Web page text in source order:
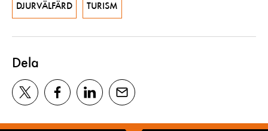
DJURVÄLFÄRD TURISM
Dela